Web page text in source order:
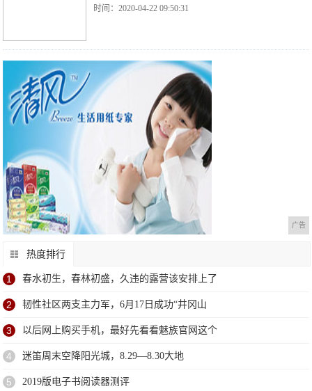
时间：2020-04-22 09:50:31
广告
热度排行
1 春水初生，春林初盛，久违的露营该安排上了
2 韧性社区两支主力军，6月17日成功“井冈山
3 以后网上购买手机，最好先看看魅族官网这个
4 迷笛周末空降阳光城，8.29—8.30大地
5 2019版电子书阅读器测评